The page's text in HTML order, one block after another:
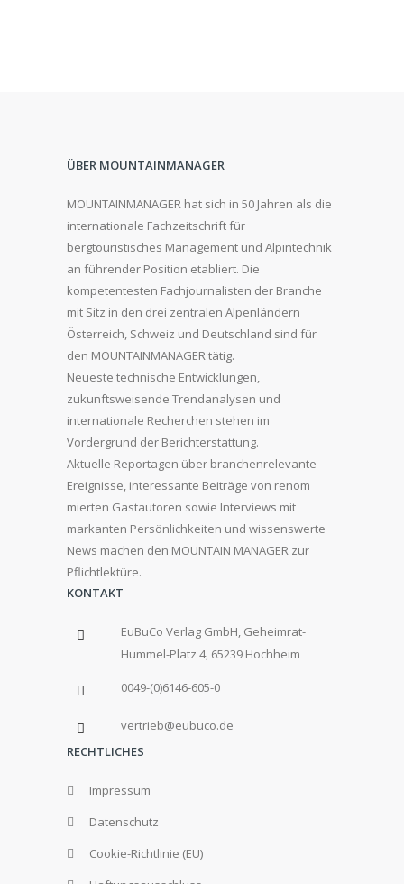
ÜBER MOUNTAINMANAGER
MOUNTAINMANAGER hat sich in 50 Jahren als die
internationale Fachzeitschrift für
bergtouristisches Management und Alpintechnik
an führender Position etabliert. Die
kompetentesten Fachjournalisten der Branche
mit Sitz in den drei zentralen Alpenländern
Österreich, Schweiz und Deutschland sind für
den MOUNTAINMANAGER tätig.
Neueste technische Entwicklungen,
zukunftsweisende Trendanalysen und
internationale Recherchen stehen im
Vordergrund der Berichterstattung.
Aktuelle Reportagen über branchenrelevante
Ereignisse, interessante Beiträge von renom
mierten Gastautoren sowie Interviews mit
markanten Persönlichkeiten und wissenswerte
News machen den MOUNTAIN MANAGER zur
Pflichtlektüre.
KONTAKT
EuBuCo Verlag GmbH, Geheimrat-
Hummel-Platz 4, 65239 Hochheim
0049-(0)6146-605-0
vertrieb@eubuco.de
RECHTLICHES
Impressum
Datenschutz
Cookie-Richtlinie (EU)